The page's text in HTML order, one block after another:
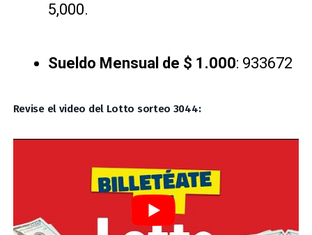
5,000.
Sueldo Mensual de $ 1.000: 933672
Revise el video del Lotto sorteo 3044: